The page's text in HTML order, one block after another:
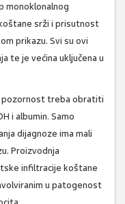
monoklonalnog
srži i prisutnost
prikazu. Svi su ovi
te je većina uključena u
pozornost treba obratiti
i albumin. Samo
dijagnoze ima mali
Proizvodnja
infiltracije koštane
u patogenost